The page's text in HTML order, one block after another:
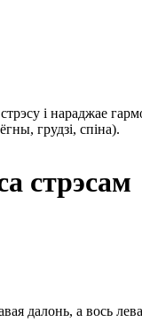
і нараджае
грудзі, спіна).
стрэсам
далонь, а вось